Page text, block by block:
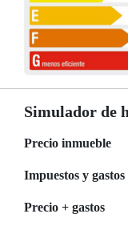
Simulador de
Precio inmueble
Impuestos y gastos
Precio + gastos